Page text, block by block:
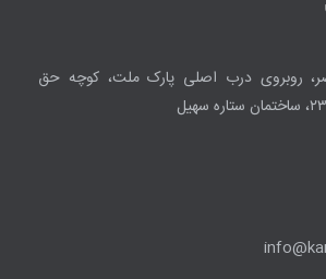
روبروی درب اصلی پارک ملت، کوچه حق